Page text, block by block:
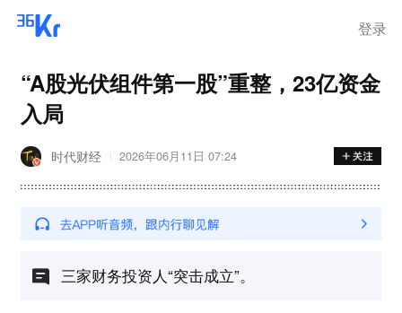
登录
“A股光伏组件第一股”重整，23亿资金
入局
时代财经 2026年06月11日 07:24
三家财务投资人“突击成立”。